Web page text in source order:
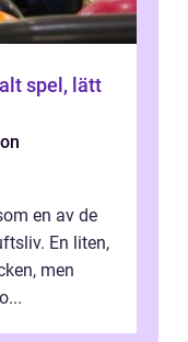
en av de
En liten,
men